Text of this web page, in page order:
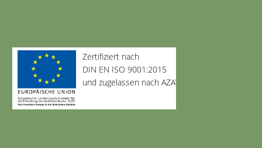
Zertifiziert nach
DIN EN ISO 9001:2015
und zugelassen nach AZAV